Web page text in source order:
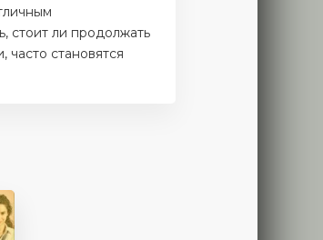
стоит ли продолжать
становятся